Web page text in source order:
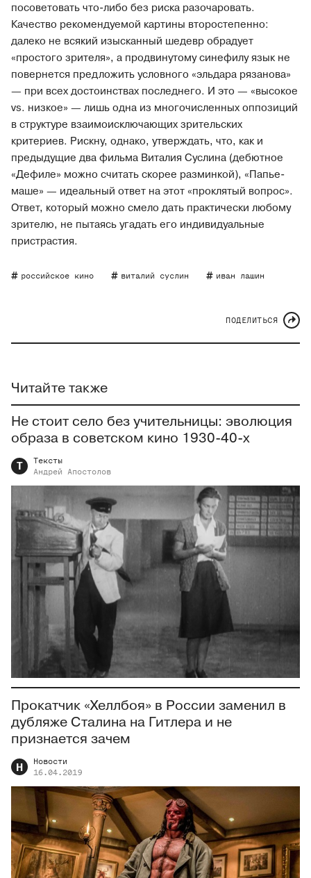
посоветовать что-либо без риска разочаровать.
Качество рекомендуемой картины второстепенно:
далеко не всякий изысканный шедевр обрадует
«простого зрителя», а продвинутому синефилу язык не
повернется предложить условного «эльдара рязанова»
— при всех достоинствах последнего. И это — «высокое
vs. низкое» — лишь одна из многочисленных оппозиций
в структуре взаимоисключающих зрительских
критериев. Рискну, однако, утверждать, что, как и
предыдущие два фильма Виталия Суслина (дебютное
«Дефиле» можно считать скорее разминкой), «Папье-
маше» — идеальный ответ на этот «проклятый вопрос».
Ответ, который можно смело дать практически любому
зрителю, не пытаясь угадать его индивидуальные
пристрастия.
российское кино виталий суслин иван лашин
ПОДЕЛИТЬСЯ
Читайте также
Не стоит село без учительницы: эволюция
образа в советском кино 1930-40-х
Т
Тексты
Андрей
Апостолов
Прокатчик «Хеллбоя» в России заменил в
дубляже Сталина на Гитлера и не
признается зачем
Н
Новости
16.04.2019